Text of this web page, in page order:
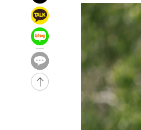
-27374초 전 >
[단독]중수청 지원
갈 수도
-25345초 전 >
낮 최고 37도 찜통
-23651초 전 >
SK하이닉스, 용인
-20507초 전 >
여자배구 이재영·
-19760초 전 >
외국인 심판 성 접
-19494초 전 >
[속보]코스닥,
[속보]코스피,
[속보]원·달러 환